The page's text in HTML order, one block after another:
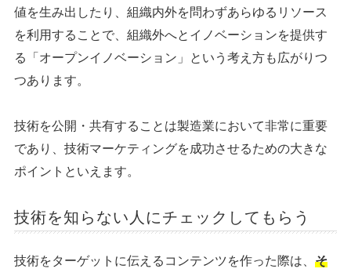
値を生み出したり、組織内外を問わずあらゆるリソース
を利用することで、組織外へとイノベーションを提供す
る「オープンイノベーション」という考え方も広がりつ
つあります。
技術を公開・共有することは製造業において非常に重要
であり、技術マーケティングを成功させるための大きな
ポイントといえます。
技術を知らない人にチェックしてもらう
技術をターゲットに伝えるコンテンツを作った際は、 そ